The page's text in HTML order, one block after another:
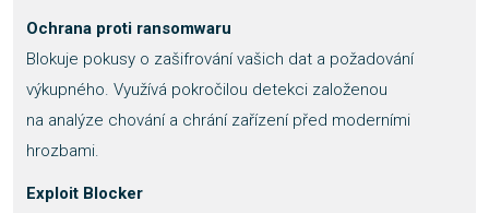
Ochrana proti ransomwaru
Blokuje pokusy o zašifrování vašich dat a požadování
výkupného. Využívá pokročilou detekci založenou
na analýze chování a chrání zařízení před moderními
hrozbami.
Exploit Blocker